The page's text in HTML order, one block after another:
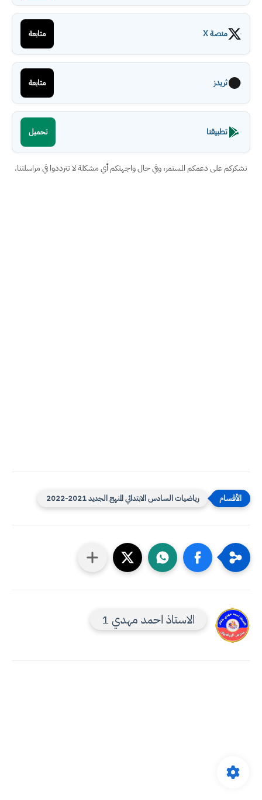
منصة X متابعة
ثريدز متابعة
تطبيقنا تحميل
نشكركم على دعمكم المستمر، وفي حال واجهتكم أي مشكلة لا تترددوا في مراسلتنا.
رياضيات السادس الابتدائي المنهج الجديد 2021-2022
الاستاذ احمد مهدي 1